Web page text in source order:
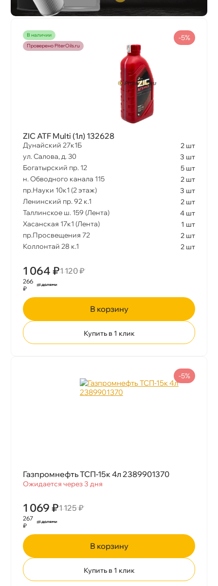
наличии
Проверено PiterOils.ru
ZIC ATF Multi (1л) 132628
Дунайский 27к1Б
2 шт
ул. Салова, д. 30
3 шт
Богатырский пр. 12
5 шт
н. Обводного канала 115
2 шт
пр.Науки 10к1 (2 этаж)
3 шт
Ленинский пр. 92 к.1
2 шт
Таллинское ш. 159 (Лента)
4 шт
Хасанская 17к1 (Лента)
1 шт
пр.Просвещения 72
2 шт
Коллонтай 28 к.1
2 шт
1 064 ₽1 120 ₽
-5%
266
₽
корзину
Купить в 1 клик
Газпромнефть ТСП-15к 4л 2389901370
Ожидается через 3 дня
1 069 ₽1 125 ₽
-5%
267
₽
корзину
Купить в 1 клик